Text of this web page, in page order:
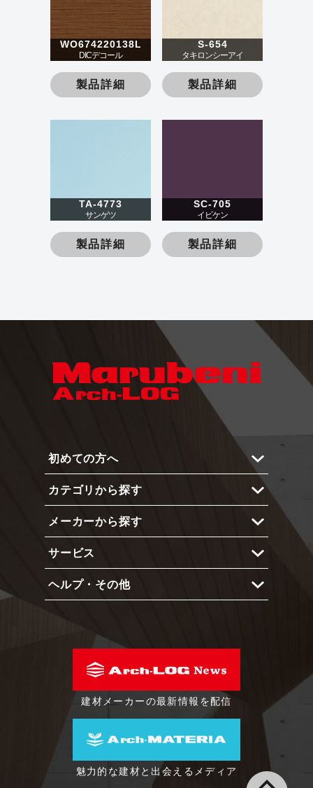
WO674220138L
DICデコール
製品詳細
S-654
タキロンシーアイ
製品詳細
TA-4773
サンゲツ
製品詳細
SC-705
イビケン
製品詳細
初めての方へ
Arch-LOGとは？
メリットと機能
使い方
カテゴリから探す
内部仕上
外部仕上
インテリア
塗装
メーカーから探す
メーカー 一覧
サービス
ショーケース
プライベートアカウント
製品登録依頼フォーム
ヘルプ・その他
動作環境
会社概要
利用規約建材メーカーの最新情報を配信
魅力的な建材と出会えるメディア